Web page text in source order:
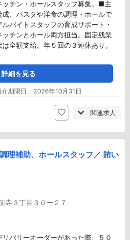
ッチン・ホールスタッフ募集。■主
、パスタや洋食の調理・ホールで
バイトスタッフの育成サポート・
チンとホール両方担当。固定残業
全額支給。年５回の３連休あり。
詳細を見る
期限日：2026年10月31日
関連求人
理補助、ホールスタッフ／ 賄い
寺３丁目３０ー２７
バリーオーダーがあった際、５０